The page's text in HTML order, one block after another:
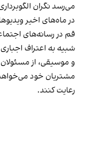
می‌رسد نگران
در ماه‌های اخیر
قم در رسانه‌های
شبیه به اعتراف
و موسیقی، از مسئولان
مشتریان خود
رعایت کنند.